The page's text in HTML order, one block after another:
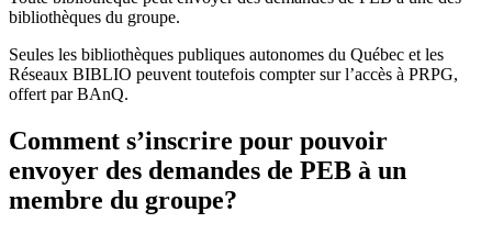
bibliothèques du groupe.
Seules les bibliothèques publiques autonomes du Québec et les
Réseaux BIBLIO peuvent toutefois compter sur l’accès à PRPG,
offert par BAnQ.
Comment s’inscrire pour pouvoir
envoyer des demandes de PEB à un
membre du groupe?